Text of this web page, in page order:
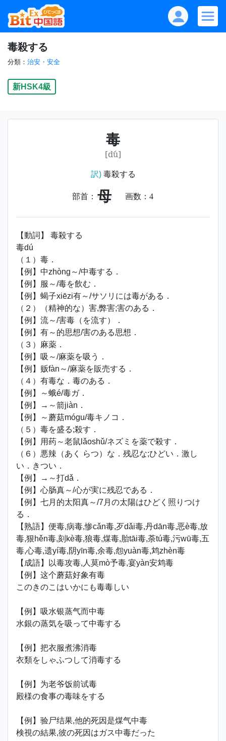
毒殺する
分類： 治安・安全
新HSK4級
毒
[dú]
訳)毒殺する
部首： 母 画数： 4
【動詞】 毒殺する
毒dú
（１）毒．
【例】中zhòng～/中毒する．
【例】服～/毒を飲む．
【例】蝎子xiēzi有～/サソリには毒がある．
（２）（精神的な）害,弊害;害のある．
【例】流～/害毒（を流す）．
【例】有～的思想/害のある思想．
（３）麻薬．
【例】吸～/麻薬を吸う．
【例】贩fàn～/麻薬を販売する．
（４）有毒な．毒のある．
【例】～蛾é/毒ガ．
【例】→～箭jiàn．
【例】～蘑菇mógu/毒キノコ．
（５）毒を盛る;殺す．
【例】用药～老鼠lǎoshǔ/ネズミを薬で殺す．
（６）悪辣（あく らつ）な．残忍な;ひどい．激し
い．きつい．
【例】→～打dǎ．
【例】心肠真～/心が実に残忍である．
【例】七月的太阳真～/7月の太陽はひどく照りつけ
る．
【熟語】便毒,病毒,惨cǎn毒,歹dǎi毒,丹dān毒,恶è毒,放
毒,狠hěn毒,刻kè毒,狼毒,煤毒,胎tāi毒,荼tú毒,污wū毒,五
毒,心毒,遗yí毒,阴yīn毒,余毒,怨yuàn毒,鸩zhèn毒
【成語】以毒攻毒,人莫mò予毒,宴yàn安鸩毒
【例】这个蘑菇好象有毒
このきのこはいかにも毒毒しい
【例】吸水银蒸气而中毒
水銀の蒸気を吸って中毒する
【例】把衣服煮沸消毒
衣類をしゃふつして消毒する
【例】为老爷饭前试毒
殿様の食事の毒味をする
【例】验尸结果,他的死因是煤气中毒
検視の結果,彼の死因はガス中毒だった